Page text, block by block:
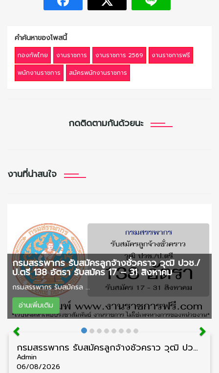
คำค้นหาของโพสนี้
กองทัพไทย งานราชการ งานราชการ 2569
งานราชการฟรี
พนักงานราชการ
สมัครพนักงานราชการ
กดติดตามกันด้วยนะ
งานที่น่าสนใจ
กรมสรรพากร รับสมัครลูกจ้างชั่วคราว วุฒิ ปวช./
ป.ตรี 138 อัตรา รับสมัคร 17 – 31 สิงหาคม
กรมสรรพากร รับสมัครล ...
อ่านเพิ่มเติม
กรมสรรพากร รับสมัครลูกจ้างชั่วคราว วุฒิ ปวช./ป.ตรี 138 อัตรา รับสมัคร 17 – 31 สิงหาคม
Admin
06/08/2026